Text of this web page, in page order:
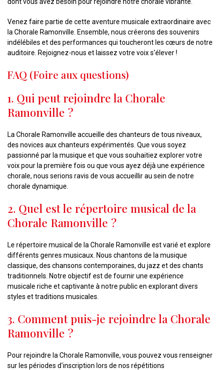
Venez faire partie de cette aventure musicale extraordinaire avec
la Chorale Ramonville. Ensemble, nous créerons des souvenirs
indélébiles et des performances qui toucheront les cœurs de notre
auditoire. Rejoignez-nous et laissez votre voix s'élever !
FAQ (Foire aux questions)
1. Qui peut rejoindre la Chorale
Ramonville ?
La Chorale Ramonville accueille des chanteurs de tous niveaux,
des novices aux chanteurs expérimentés. Que vous soyez
passionné par la musique et que vous souhaitiez explorer votre
voix pour la première fois ou que vous ayez déjà une expérience
chorale, nous serions ravis de vous accueillir au sein de notre
chorale dynamique.
2. Quel est le répertoire musical de la
Chorale Ramonville ?
Le répertoire musical de la Chorale Ramonville est varié et explore
différents genres musicaux. Nous chantons de la musique
classique, des chansons contemporaines, du jazz et des chants
traditionnels. Notre objectif est de fournir une expérience
musicale riche et captivante à notre public en explorant divers
styles et traditions musicales.
3. Comment puis-je rejoindre la Chorale
Ramonville ?
Pour rejoindre la Chorale Ramonville, vous pouvez vous renseigner
sur les périodes d'inscription lors de nos répétitions